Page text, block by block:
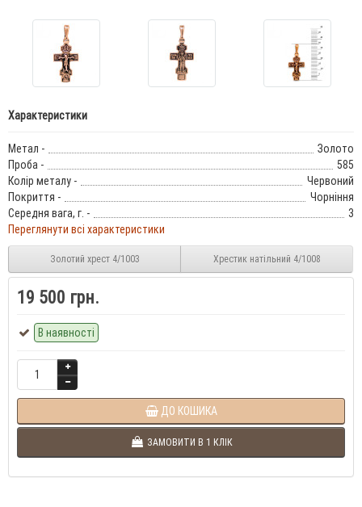
Характеристики
Метал -
Золото
Проба -
585
Колір металу -
Червоний
Покриття -
Чорніння
Середня вага, г. -
3
Переглянути всі характеристики
Золотий хрест 4/1003 Хрестик натільний 4/1008
19 500 грн.
В наявності
ДО КОШИКА
ЗАМОВИТИ В 1 КЛІК